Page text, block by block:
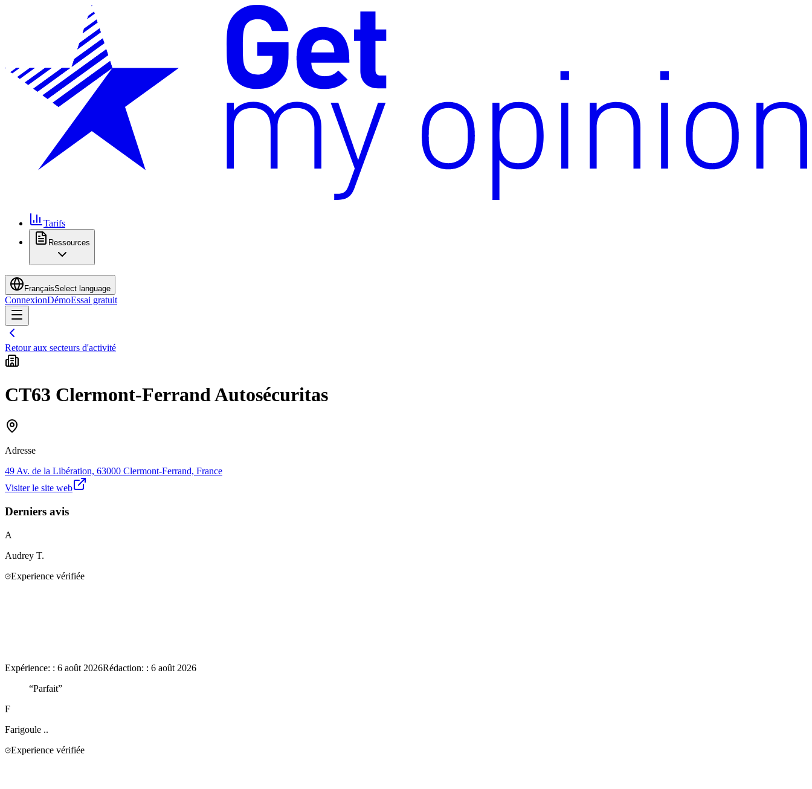
Tarifs
Ressources
FrançaisSelect language
ConnexionDémoEssai gratuit
Retour aux secteurs d'activité
CT63 Clermont-Ferrand Autosécuritas
Adresse
49 Av. de la Libération, 63000 Clermont-Ferrand, France
Visiter le site web
Derniers avis
A
Audrey T.
Experience vérifiée
Expérience: : 6 août 2026Rédaction: : 6 août 2026
“Parfait”
F
Farigoule ..
Experience vérifiée